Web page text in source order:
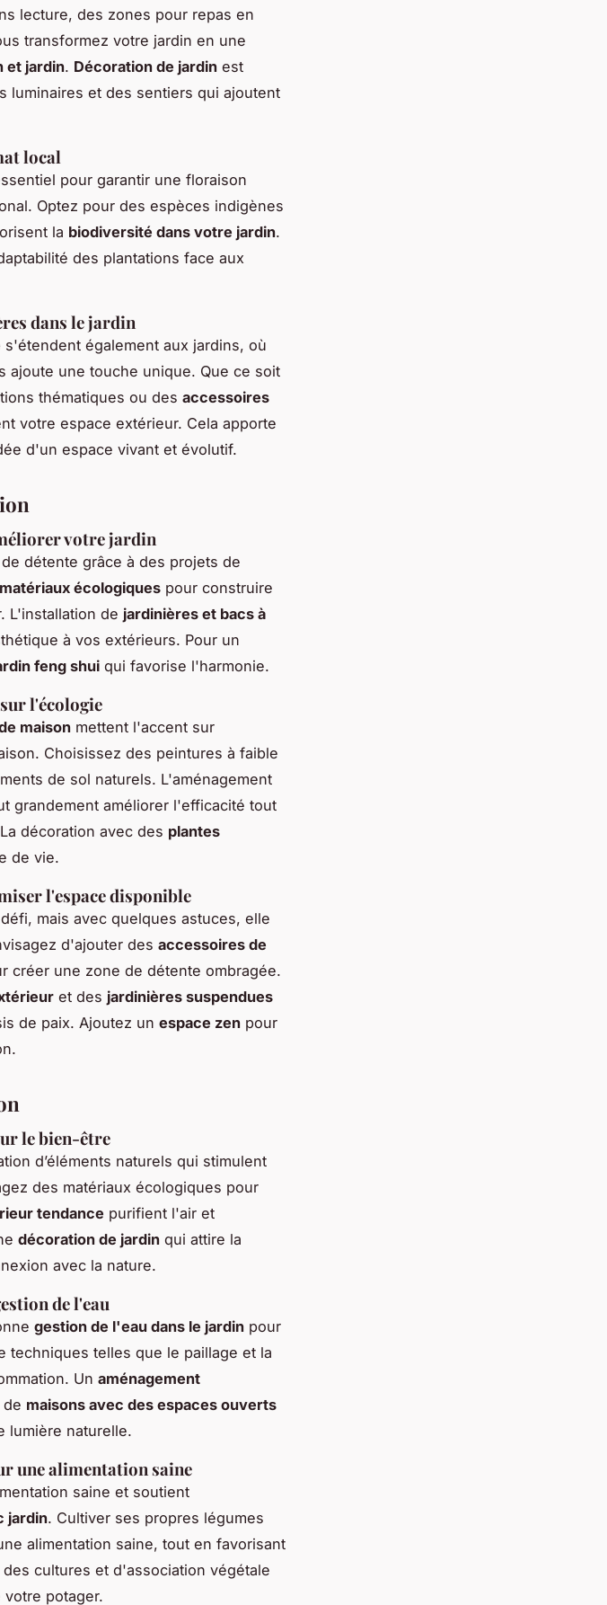
lecture, des zones pour repas en
transformez votre jardin en une
et jardin. Décoration de jardin est
luminaires et des sentiers qui ajoutent
local
pour garantir une floraison
Optez pour des espèces indigènes
la biodiversité dans votre jardin.
des plantations face aux
dans le jardin
s'étendent également aux jardins, où
ajoute une touche unique. Que ce soit
thématiques ou des accessoires
votre espace extérieur. Cela apporte
d'un espace vivant et évolutif.
votre jardin
détente grâce à des projets de
matériaux écologiques pour construire
L'installation de jardinières et bacs à
à vos extérieurs. Pour un
feng shui qui favorise l'harmonie.
l'écologie
maison mettent l'accent sur
Choisissez des peintures à faible
de sol naturels. L'aménagement
grandement améliorer l'efficacité tout
décoration avec des plantes
de vie.
l'espace disponible
mais avec quelques astuces, elle
d'ajouter des accessoires de
créer une zone de détente ombragée.
et des jardinières suspendues
de paix. Ajoutez un espace zen pour
le bien-être
d’éléments naturels qui stimulent
des matériaux écologiques pour
tendance purifient l'air et
décoration de jardin qui attire la
avec la nature.
de l'eau
gestion de l'eau dans le jardin pour
techniques telles que le paillage et la
Un aménagement
maisons avec des espaces ouverts
lumière naturelle.
une alimentation saine
saine et soutient
jardin. Cultiver ses propres légumes
alimentation saine, tout en favorisant
cultures et d'association végétale
potager.